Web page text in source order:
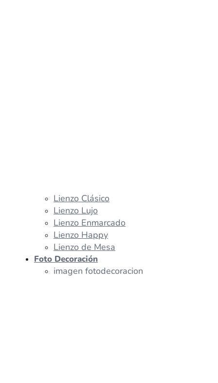
Lienzo Clásico
Lienzo Lujo
Lienzo Enmarcado
Lienzo Happy
Lienzo de Mesa
Foto Decoración
imagen fotodecoracion